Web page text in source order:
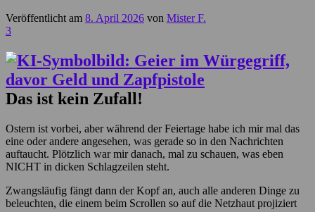
Veröffentlicht am 8. April 2026 von Mister F.
3
Das ist kein Zufall!
Ostern ist vorbei, aber während der Feiertage habe ich mir mal das
eine oder andere angesehen, was gerade so in den Nachrichten
auftaucht. Plötzlich war mir danach, mal zu schauen, was eben
NICHT in dicken Schlagzeilen steht.
Zwangsläufig fängt dann der Kopf an, auch alle anderen Dinge zu
beleuchten, die einem beim Scrollen so auf die Netzhaut projiziert